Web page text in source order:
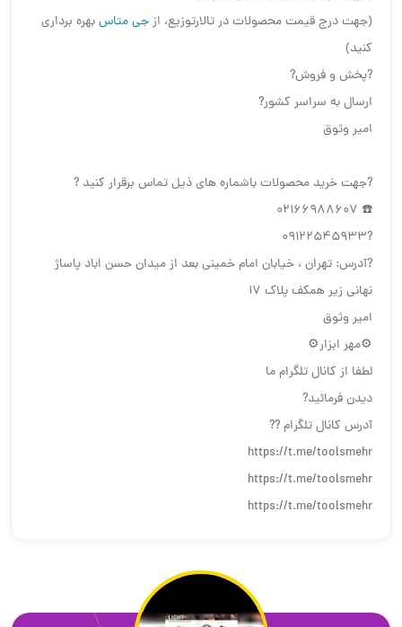
(جهت درج قیمت محصولات در تالارتوزیع، ازجی متاسبهره برداری
کنید)
?پخش و فروش?
ارسال به سراسر کشور?
امیر وثوق
?جهت خرید محصولات باشماره های ذیل تماس برقرار کنید ?
☎️ 02166988607
?09122545933
?آدرس: تهران ، خیابان امام خمینی بعد از میدان حسن اباد پاساژ
نهانی زیر همکف پلاک ۱۷
امیر وثوق
⚙️مهر ابزار⚙️
لطفا از کانال تلگرام ما
دیدن فرمائید?
آدرس کانال تلگرام ??
https://t.me/toolsmehr
https://t.me/toolsmehr
https://t.me/toolsmehr